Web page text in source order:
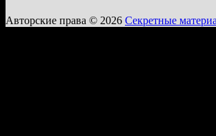
Авторские права © 2026 Секретные